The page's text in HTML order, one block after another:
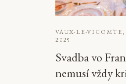
VAUX-LE-VICOMTE,
2025
Svadba vo
nemusí vždy